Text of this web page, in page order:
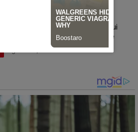
Perdana PM-AAS Sidrap Lampaui
Hasil Capai 11,2 Ton per Hektare